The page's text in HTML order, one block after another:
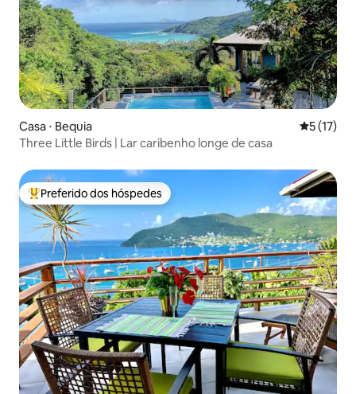
Casa ⋅ Bequia 5 de uma
5 (17)
Three Little Birds | Lar caribenho longe de casa
Entre os melhores preferidos dos hóspedes
Preferido dos hóspedes